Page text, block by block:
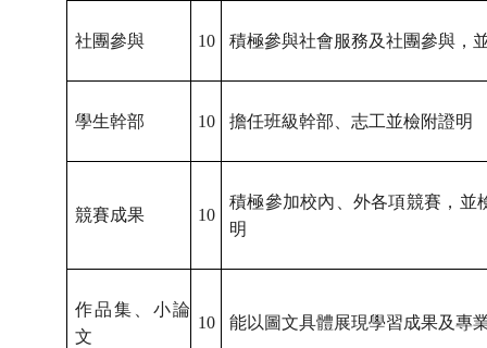
社團參與 10 積極參與社會服務及社團參與，
學生幹部 10 擔任班級幹部、志工並檢附證明
競賽成果 10
積極參加校內、外各項競賽，並
明
作品集、小論
文
10 能以圖文具體展現學習成果及專